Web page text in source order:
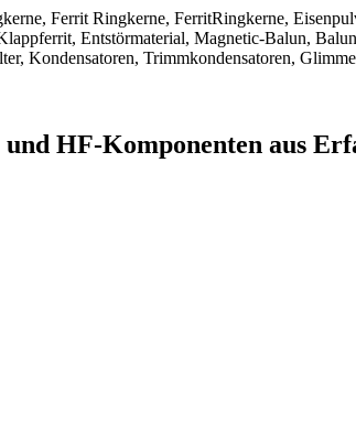
Ferrit Ringkerne, FerritRingkerne,
Entstörmaterial, Magnetic-Balun,
Kondensatoren, Trimmkondensatoren,
HF-Komponenten aus